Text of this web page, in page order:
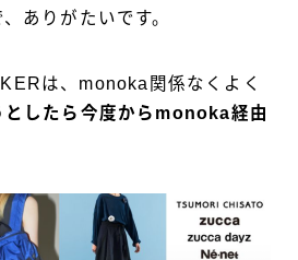
ありがたいです。
は、monoka関係なくよく
としたら今度からmonoka経由